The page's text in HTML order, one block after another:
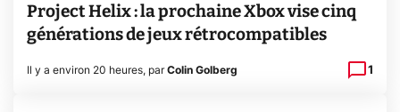
Project Helix : la prochaine Xbox vise cinq
générations de jeux rétrocompatibles
Il y a environ 20 heures, par Colin Golberg 1